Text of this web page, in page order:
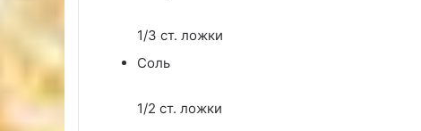
1/3 ст. ложки
Соль
1/2 ст. ложки